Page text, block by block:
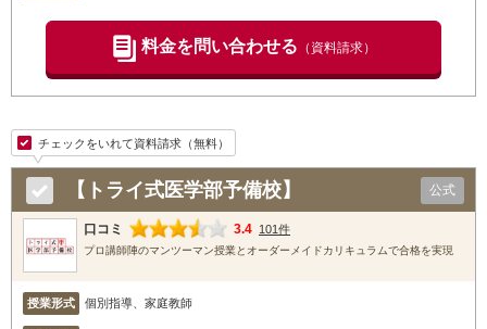
料金を問い合わせる （資料請求）
チェックをいれて資料請求（無料）
【トライ式医学部予備校】 公式
口コミ 3.4 101件
プロ講師陣のマンツーマン授業とオーダーメイドカリキュラムで合格を実現
授業形式 個別指導、家庭教師